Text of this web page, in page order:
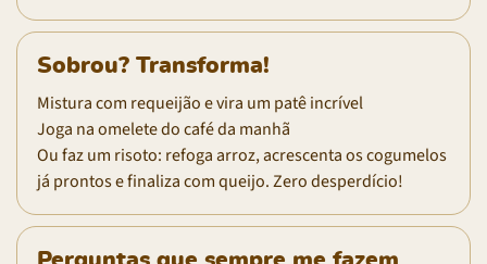
Sobrou? Transforma!
Mistura com requeijão e vira um patê incrível
Joga na omelete do café da manhã
Ou faz um risoto: refoga arroz, acrescenta os cogumelos
já prontos e finaliza com queijo. Zero desperdício!